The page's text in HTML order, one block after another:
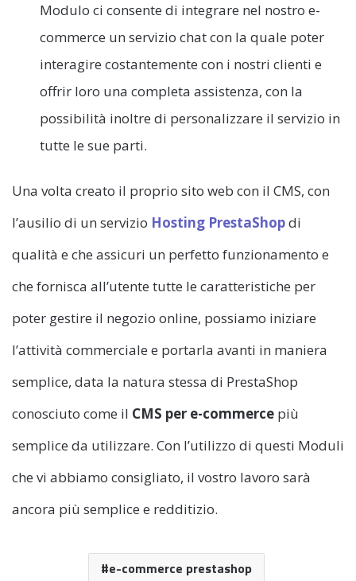
Modulo ci consente di integrare nel nostro e-
commerce un servizio chat con la quale poter
interagire costantemente con i nostri clienti e
offrir loro una completa assistenza, con la
possibilità inoltre di personalizzare il servizio in
tutte le sue parti.
Una volta creato il proprio sito web con il CMS, con
l’ausilio di un servizio Hosting PrestaShopdi
qualità e che assicuri un perfetto funzionamento e
che fornisca all’utente tutte le caratteristiche per
poter gestire il negozio online, possiamo iniziare
l’attività commerciale e portarla avanti in maniera
semplice, data la natura stessa di PrestaShop
conosciuto come il CMS per e-commerce più
semplice da utilizzare. Con l’utilizzo di questi Moduli
che vi abbiamo consigliato, il vostro lavoro sarà
ancora più semplice e redditizio.
e-commerce prestashop